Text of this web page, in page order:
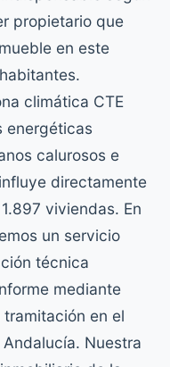
propietario que
en este
climática CTE
energéticas
calurosos e
directamente
viviendas. En
un servicio
técnica
mediante
en el
Nuestra